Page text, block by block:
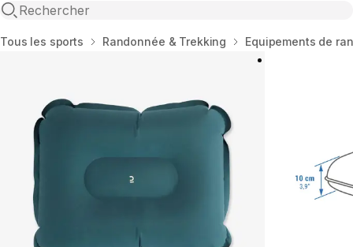
Recherche ouverte
Accueil
Tous les sports Randonnée & Trekking Equipements de